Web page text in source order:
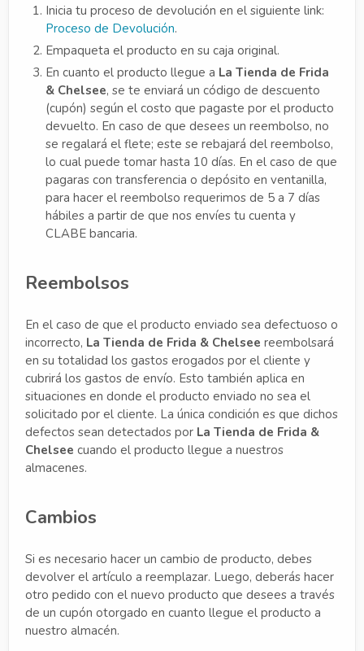
Inicia tu proceso de devolución en el siguiente link:
Proceso de Devolución.
Empaqueta el producto en su caja original.
En cuanto el producto llegue a La Tienda de Frida
& Chelsee, se te enviará un código de descuento
(cupón) según el costo que pagaste por el producto
devuelto. En caso de que desees un reembolso, no
se regalará el flete; este se rebajará del reembolso,
lo cual puede tomar hasta 10 días. En el caso de que
pagaras con transferencia o depósito en ventanilla,
para hacer el reembolso requerimos de 5 a 7 días
hábiles a partir de que nos envíes tu cuenta y
CLABE bancaria.
Reembolsos
En el caso de que el producto enviado sea defectuoso o
incorrecto, La Tienda de Frida & Chelsee reembolsará
en su totalidad los gastos erogados por el cliente y
cubrirá los gastos de envío. Esto también aplica en
situaciones en donde el producto enviado no sea el
solicitado por el cliente. La única condición es que dichos
defectos sean detectados por La Tienda de Frida &
Chelsee cuando el producto llegue a nuestros
almacenes.
Cambios
Si es necesario hacer un cambio de producto, debes
devolver el artículo a reemplazar. Luego, deberás hacer
otro pedido con el nuevo producto que desees a través
de un cupón otorgado en cuanto llegue el producto a
nuestro almacén.